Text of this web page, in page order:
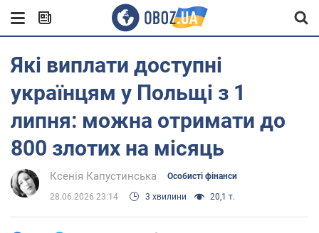
Які виплати доступні
українцям у Польщі з 1
липня: можна отримати до
800 злотих на місяць
Ксенія Капустинська Особисті фінанси
28.06.2026 23:14 3 хвилини 20,1 т.